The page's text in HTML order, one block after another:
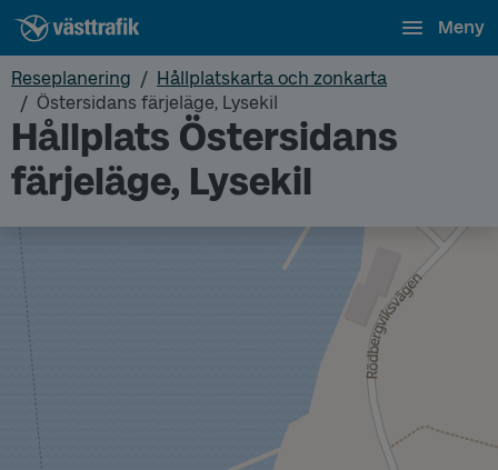
Meny
Reseplanering
Hållplatskarta och zonkarta
Östersidans färjeläge, Lysekil
Hållplats Östersidans
färjeläge, Lysekil